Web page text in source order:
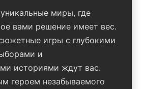
миры, где
вами решение имеет вес.
игры с глубокими
и
историями ждут вас.
героем незабываемого